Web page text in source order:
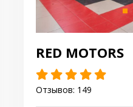
RED MOTORS
Отзывов: 149